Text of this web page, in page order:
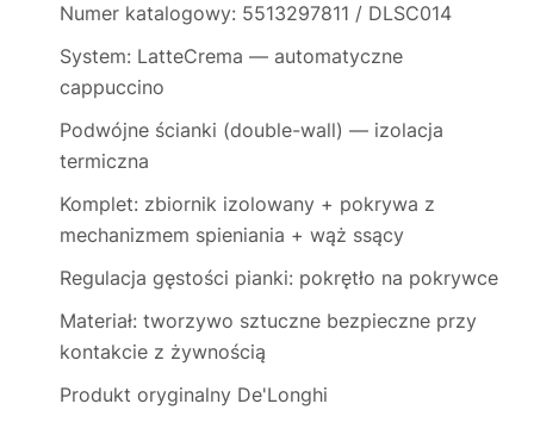
Numer katalogowy: 5513297811 / DLSC014
System: LatteCrema — automatyczne
cappuccino
Podwójne ścianki (double-wall) — izolacja
termiczna
Komplet: zbiornik izolowany + pokrywa z
mechanizmem spieniania + wąż ssący
Regulacja gęstości pianki: pokrętło na pokrywce
Materiał: tworzywo sztuczne bezpieczne przy
kontakcie z żywnością
Produkt oryginalny De'Longhi